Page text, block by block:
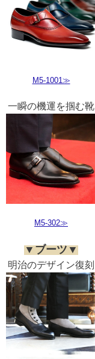
M5-1001≫
一瞬の機運を掴む靴
M5-302≫
▼ブーツ▼
明治のデザイン復刻